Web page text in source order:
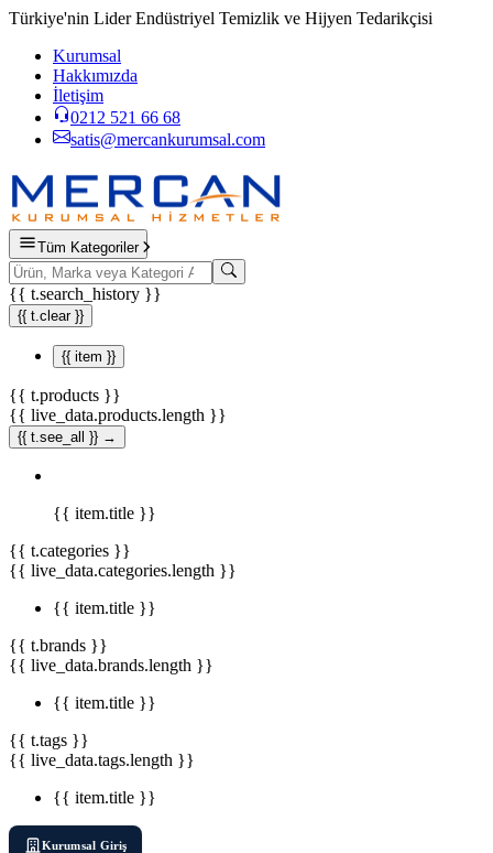
Türkiye'nin Lider Endüstriyel Temizlik ve Hijyen Tedarikçisi
Kurumsal
Hakkımızda
İletişim
0212 521 66 68
satis@mercankurumsal.com
Tüm Kategoriler
{{ t.search_history }}
{{ t.clear }}
{{ item }}
{{ t.products }}
{{ live_data.products.length }}
{{ t.see_all }} →
{{ item.title }}
{{ t.categories }}
{{ live_data.categories.length }}
{{ item.title }}
{{ t.brands }}
{{ live_data.brands.length }}
{{ item.title }}
{{ t.tags }}
{{ live_data.tags.length }}
{{ item.title }}
Kurumsal Giriş